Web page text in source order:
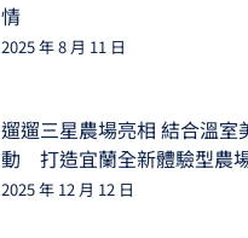
情
2025 年 8 月 11 日
遛遛三星農場亮相 結合溫室
動 打造宜蘭全新體驗型農
2025 年 12 月 12 日